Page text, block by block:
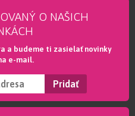
O NAŠICH
a budeme ti zasielať novinky
e-mail.